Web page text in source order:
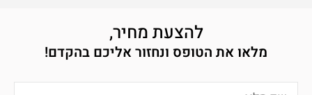
להצעת מחיר,
מלאו את הטופס ונחזור אליכם בהקדם!